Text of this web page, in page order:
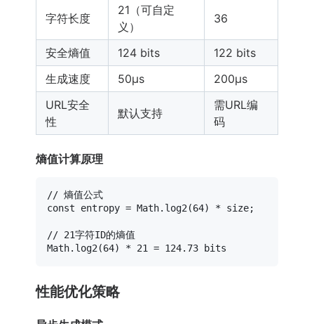
字符长度
21（可自定
义）
36
安全熵值 124 bits
122 bits
生成速度
50μs
200μs
URL安全
性
默认支持
需URL编
码
熵值计算原理
// 熵值公式
const entropy = Math. log2 (64) * size;
// 21字符ID的熵值
Math. log2 (64) * 21 = 124.73
性能优化策略